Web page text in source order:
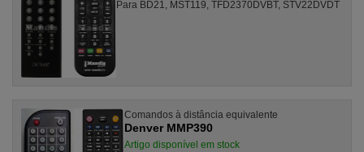
Para BD21, MST119, TFD2370DVBT, STV22DVDT
Comandos à distância equivalente
Denver MMP390
Artigo disponível em stock